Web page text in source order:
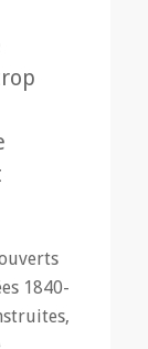
1840-